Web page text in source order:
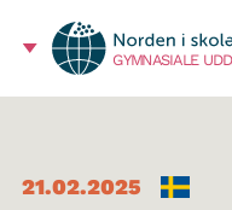
GYMNASIALE
21.02.2025